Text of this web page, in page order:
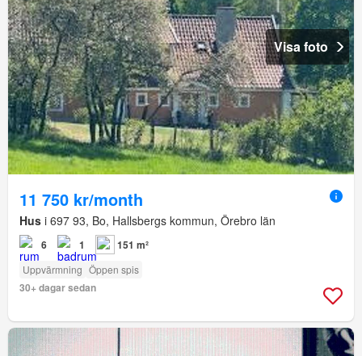
Visa foto
11 750 kr/month
Hus i 697 93, Bo, Hallsbergs kommun, Örebro län
6 1 151 m²
Uppvärmning Öppen spis
30+ dagar sedan